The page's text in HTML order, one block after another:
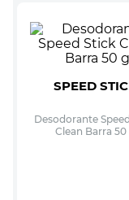
SPEED
Desodorante
Clean Barra 50